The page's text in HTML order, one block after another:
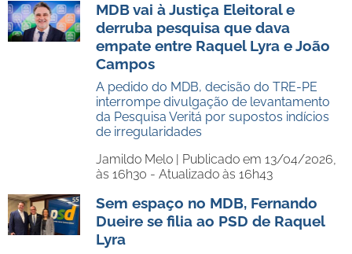
MDB vai à Justiça Eleitoral e
derruba pesquisa que dava
empate entre Raquel Lyra e João
Campos
A pedido do MDB, decisão do TRE-PE
interrompe divulgação de levantamento
da Pesquisa Veritá por supostos indícios
de irregularidades
Jamildo Melo | Publicado em 13/04/2026,
às 16h30 - Atualizado às 16h43
Sem espaço no MDB, Fernando
Dueire se filia ao PSD de Raquel
Lyra